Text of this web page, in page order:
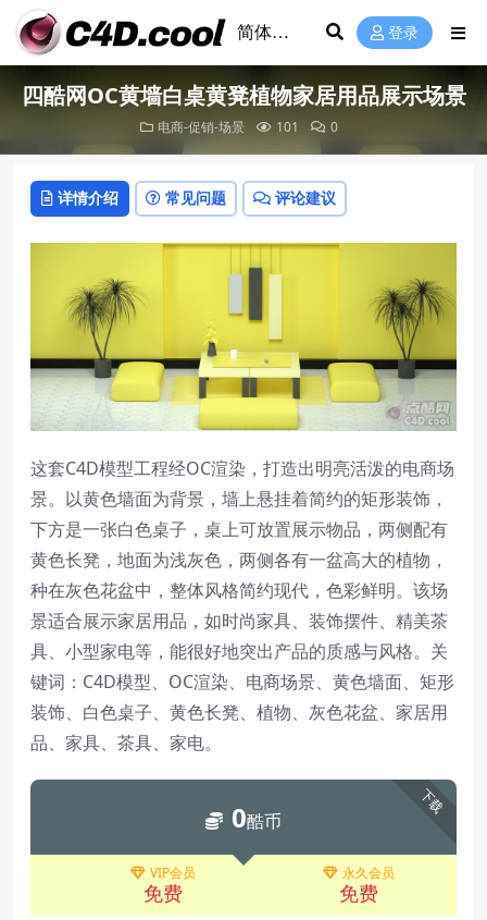
登录
四酷网OC黄墙白桌黄凳植物家居用品展示场景
电商-促销-场景 101 0
详情介绍 常见问题 评论建议
这套C4D模型工程经OC渲染，打造出明亮活泼的电商场
景。以黄色墙面为背景，墙上悬挂着简约的矩形装饰，
下方是一张白色桌子，桌上可放置展示物品，两侧配有
黄色长凳，地面为浅灰色，两侧各有一盆高大的植物，
种在灰色花盆中，整体风格简约现代，色彩鲜明。该场
景适合展示家居用品，如时尚家具、装饰摆件、精美茶
具、小型家电等，能很好地突出产品的质感与风格。关
键词：C4D模型、OC渲染、电商场景、黄色墙面、矩形
装饰、白色桌子、黄色长凳、植物、灰色花盆、家居用
品、家具、茶具、家电。
下载
0酷币
VIP会员
免费
永久会员
免费